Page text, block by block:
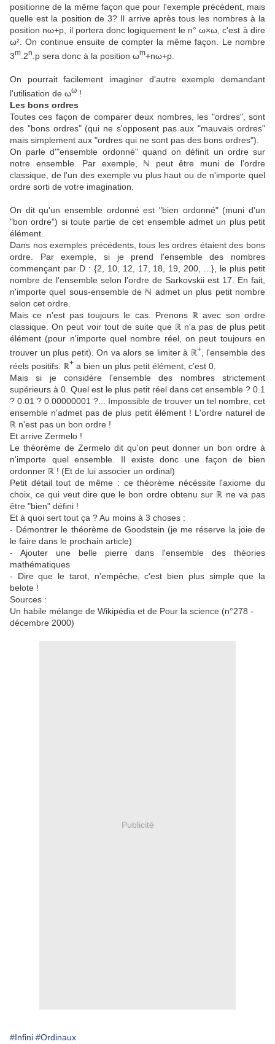
positionne de la même façon que pour l'exemple précédent, mais
quelle est la position de 3? Il arrive après tous les nombres à la
position nω+p, il portera donc logiquement le n° ω×ω, c'est à dire
ω². On continue ensuite de compter la même façon. Le nombre
3m .2n .p sera donc à la position ωm+nω+p.
On pourrait facilement imaginer d'autre exemple demandant
l'utilisation de ωω !
Les bons ordres
Toutes ces façon de comparer deux nombres, les "ordres", sont
des "bons ordres" (qui ne s'opposent pas aux "mauvais ordres"
mais simplement aux "ordres qui ne sont pas des bons ordres").
On parle d'"ensemble ordonné" quand on définit un ordre sur
notre ensemble. Par exemple, ℕ peut être muni de l'ordre
classique, de l'un des exemple vu plus haut ou de n'importe quel
ordre sorti de votre imagination.
On dit qu'un ensemble ordonné est "bien ordonné" (muni d'un
"bon ordre") si toute partie de cet ensemble admet un plus petit
élément.
Dans nos exemples précédents, tous les ordres étaient des bons
ordre. Par exemple, si je prend l'ensemble des nombres
commençant par D : {2, 10, 12, 17, 18, 19, 200, ...}, le plus petit
nombre de l'ensemble selon l'ordre de Sarkovskii est 17. En fait,
n'importe quel sous-ensemble de ℕ admet un plus petit nombre
selon cet ordre.
Mais ce n'est pas toujours le cas. Prenons ℝ avec son ordre
classique. On peut voir tout de suite que ℝ n'a pas de plus petit
élément (pour n'importe quel nombre réel, on peut toujours en
trouver un plus petit). On va alors se limiter à ℝ+, l'ensemble des
réels positifs. ℝ+ a bien un plus petit élément, c'est 0.
Mais si je considère l'ensemble des nombres strictement
supérieurs à 0. Quel est le plus petit réel dans cet ensemble ? 0.1
? 0.01 ? 0.00000001 ?... Impossible de trouver un tel nombre, cet
ensemble n'admet pas de plus petit élément ! L'ordre naturel de
ℝ n'est pas un bon ordre !
Et arrive Zermelo !
Le théorème de Zermelo dit qu'on peut donner un bon ordre à
n'importe quel ensemble. Il existe donc une façon de bien
ordonner ℝ ! (Et de lui associer un ordinal)
Petit détail tout de même : ce théorème nécéssite l'axiome du
choix, ce qui veut dire que le bon ordre obtenu sur ℝ ne va pas
être "bien" défini !
Et à quoi sert tout ça ? Au moins à 3 choses :
- Démontrer le théorème de Goodstein (je me réserve la joie de
le faire dans le prochain article)
- Ajouter une belle pierre dans l'ensemble des théories
mathématiques
- Dire que le tarot, n'empêche, c'est bien plus simple que la
belote !
Sources :
Un habile mélange de Wikipédia et de Pour la science (n°278 -
décembre 2000)
Publicité
#Infini #Ordinaux